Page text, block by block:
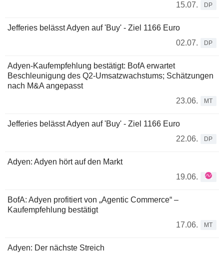
15.07.
DP
Jefferies belässt Adyen auf 'Buy' - Ziel 1166 Euro
02.07.
DP
Adyen-Kaufempfehlung bestätigt: BofA erwartet
Beschleunigung des Q2-Umsatzwachstums; Schätzungen
nach M&A angepasst
23.06.
MT
Jefferies belässt Adyen auf 'Buy' - Ziel 1166 Euro
22.06.
DP
Adyen: Adyen hört auf den Markt
19.06.
BofA: Adyen profitiert von „Agentic Commerce“ –
Kaufempfehlung bestätigt
17.06.
MT
Adyen: Der nächste Streich